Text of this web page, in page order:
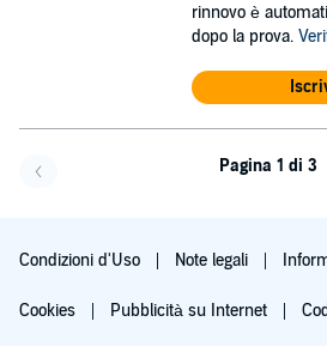
rinnovo è
dopo la prova.
Pagina 1 di 3
Condizioni d'Uso Note legali
Cookies Pubblicità su Internet